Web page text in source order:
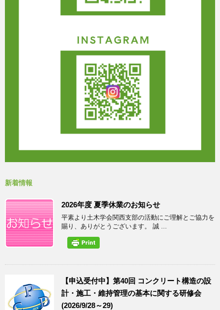
新着情報
2026年度 夏季休業のお知らせ
平素より土木学会関西支部の活動にご理解とご協力を
賜り、ありがとうございます。 誠 ...
【申込受付中】第40回 コンクリート構造の設
計・施工・維持管理の基本に関する研修会
(2026/9/28～29)